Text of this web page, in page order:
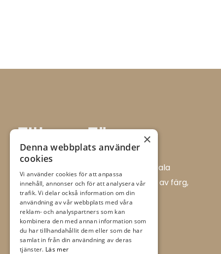
Allt i Färg AB är en färghandel i centrala
Ulricehamn med ett brett sortiment av färg,
tapet och tillbehör.
Flügger Färg, Allt i Färg
Boråsvägen 17 D
523 44 Ulricehamn
×
Denna webbplats använder
cookies
Vi använder cookies för att anpassa
innehåll, annonser och för att analysera vår
trafik. Vi delar också information om din
användning av vår webbplats med våra
reklam- och analyspartners som kan
kombinera den med annan information som
du har tillhandahållit dem eller som de har
samlat in från din användning av deras
tjänster. Läs mer